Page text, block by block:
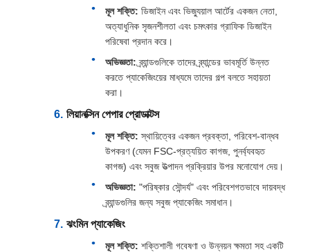
মূল শক্তি: ডিজাইন এবং ভিজ্যুয়াল আর্টের একজন নেতা,
অত্যাধুনিক সৃজনশীলতা এবং চমৎকার গ্রাফিক ডিজাইন
পরিষেবা প্রদান করে।
অভিজ্ঞতা:ব্র্যান্ডগুলিকে তাদের ব্র্যান্ডের ভাবমূর্তি উন্নত
করতে প্যাকেজিংয়ের মাধ্যমে তাদের গল্প বলতে সহায়তা
করা।
লিয়ানক্সিন পেপার প্রোডাক্টস
মূল শক্তি: স্থায়িত্বের একজন প্রবক্তা, পরিবেশ-বান্ধব
উপকরণ (যেমন FSC-প্রত্যয়িত কাগজ, পুনর্ব্যবহৃত
কাগজ) এবং সবুজ উত্পাদন প্রক্রিয়ার উপর মনোযোগ দেয়।
অভিজ্ঞতা: "পরিষ্কার সৌন্দর্য" এবং পরিবেশগতভাবে দায়বদ্ধ
ব্র্যান্ডগুলির জন্য সবুজ প্যাকেজিং সমাধান।
ঝংমিন প্যাকেজিং
মূল শক্তি: শক্তিশালী গবেষণা ও উন্নয়ন ক্ষমতা সহ একটি